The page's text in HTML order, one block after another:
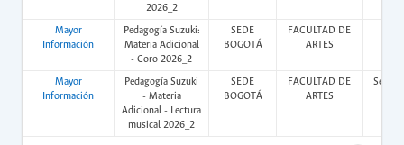
2026_2
Mayor
Información
Pedagogía Suzuki:
Materia Adicional
- Coro 2026_2
SEDE
BOGOTÁ
FACULTAD DE
ARTES
Mayor
Información
Pedagogía Suzuki
- Materia
Adicional - Lectura
musical 2026_2
SEDE
BOGOTÁ
FACULTAD DE
ARTES